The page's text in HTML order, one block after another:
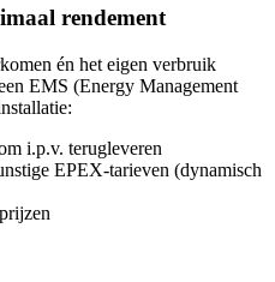
rendement
én het eigen verbruik
EMS (Energy Management
i.p.v. terugleveren
EPEX-tarieven (dynamisch